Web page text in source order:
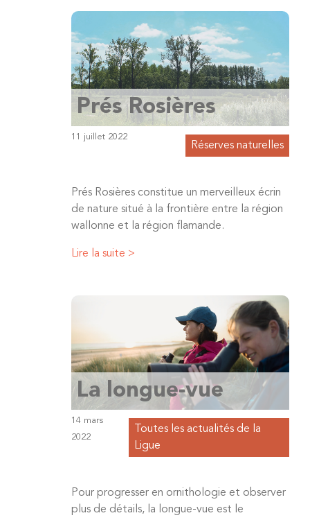
Prés Rosières
11 juillet 2022
Réserves naturelles
Prés Rosières constitue un merveilleux écrin
de nature situé à la frontière entre la région
wallonne et la région flamande.
Lire la suite >
La longue-vue
14 mars
2022
Toutes les actualités de la
Ligue
Pour progresser en ornithologie et observer
plus de détails, la longue-vue est le